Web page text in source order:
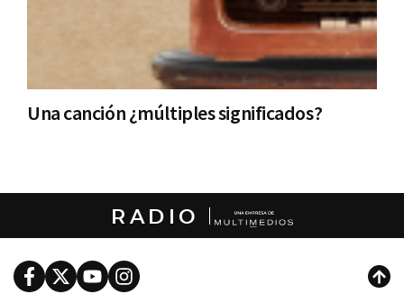
Una canción ¿múltiples significados?
RADIO
FacebookTwitterYoutubeInstagram